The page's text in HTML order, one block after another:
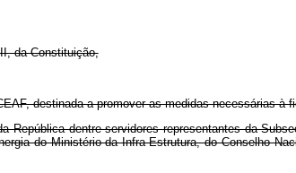
da Constituição,
destinada a promover as medidas necessárias à
dentre servidores representantes da
do Ministério da Infra-Estrutura, do Conselho